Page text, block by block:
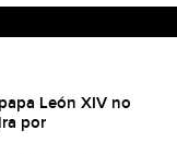
León XIV no
por